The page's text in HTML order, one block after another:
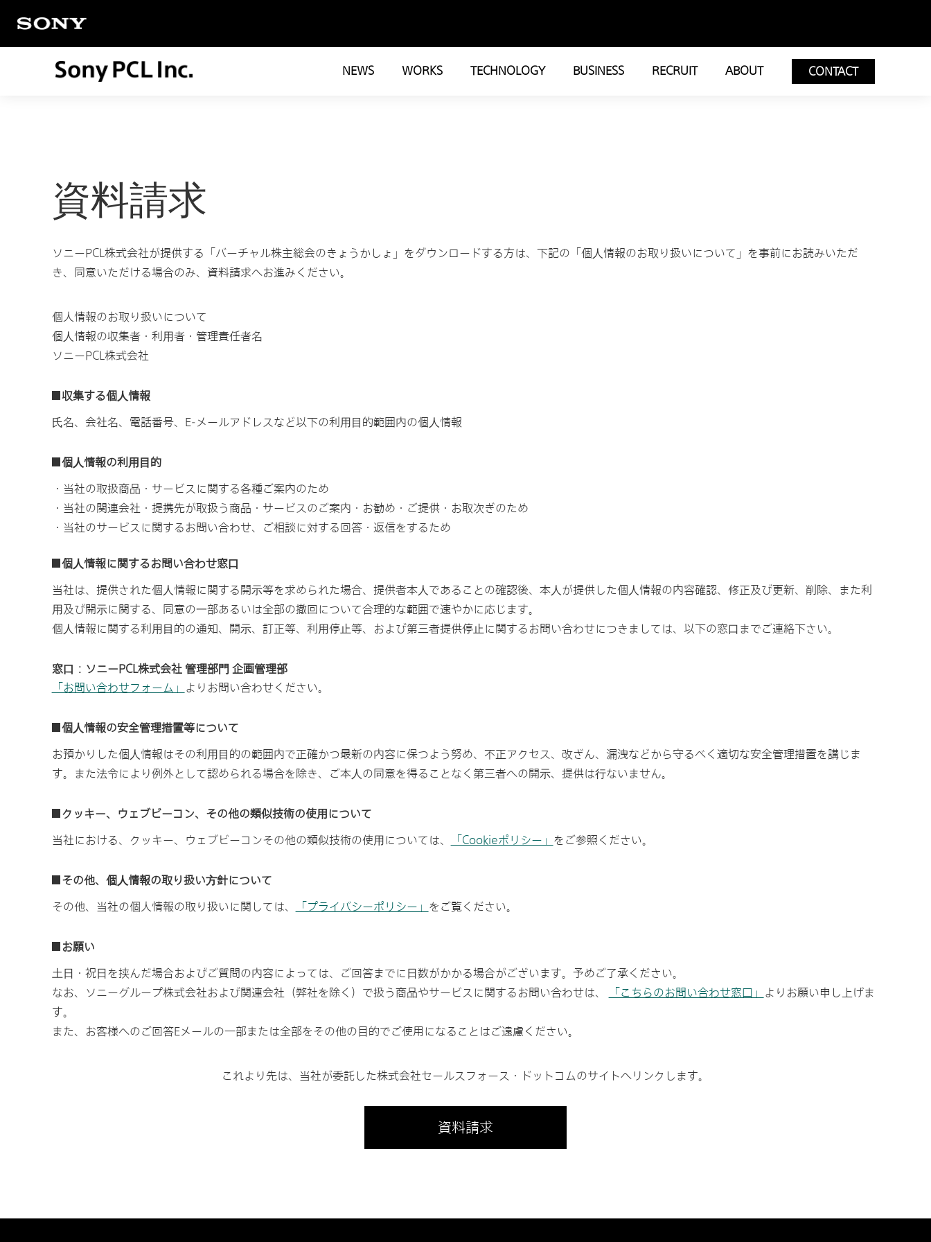
NEWS WORKS TECHNOLOGY BUSINESS RECRUIT ABOUT CONTACT
資料請求
ソニーPCL株式会社が提供する「バーチャル株主総会のきょうかしょ」をダウンロードする方は、下記の「個⼈情報のお取り扱いについて」を事前にお読みいただ
き、同意いただける場合のみ、資料請求へお進みください。
個人情報のお取り扱いについて
個⼈情報の収集者・利⽤者・管理責任者名
ソニーPCL株式会社
収集する個⼈情報
⽒名、会社名、電話番号、E-メールアドレスなど以下の利⽤⽬的範囲内の個⼈情報
個⼈情報の利⽤⽬的
・当社の取扱商品・サービスに関する各種ご案内のため
・当社の関連会社・提携先が取扱う商品・サービスのご案内・お勧め・ご提供・お取次ぎのため
・当社のサービスに関するお問い合わせ、ご相談に対する回答・返信をするため
個⼈情報に関するお問い合わせ窓⼝
当社は、提供された個⼈情報に関する開⽰等を求められた場合、提供者本⼈であることの確認後、本⼈が提供した個⼈情報の内容確認、修正及び更新、削除、また利
⽤及び開⽰に関する、同意の⼀部あるいは全部の撤回について合理的な範囲で速やかに応じます。
個⼈情報に関する利⽤⽬的の通知、開⽰、訂正等、利⽤停⽌等、および第三者提供停⽌に関するお問い合わせにつきましては、以下の窓⼝までご連絡下さい。
窓⼝：ソニーPCL株式会社 管理部⾨ 企画管理部
「お問い合わせフォーム」 よりお問い合わせください。
個⼈情報の安全管理措置等について
お預かりした個⼈情報はその利⽤⽬的の範囲内で正確かつ最新の内容に保つよう努め、不正アクセス、改ざん、漏洩などから守るべく適切な安全管理措置を講じま
す。また法令により例外として認められる場合を除き、ご本⼈の同意を得ることなく第三者への開⽰、提供は⾏ないません。
クッキー、ウェブビーコン、その他の類似技術の使⽤について
当社における、クッキー、ウェブビーコンその他の類似技術の使⽤については、
「Cookieポリシー」 をご参照ください。
その他、個⼈情報の取り扱い⽅針について
その他、当社の個人情報の取り扱いに関しては、
「プライバシーポリシー」 をご覧ください。
お願い
⼟⽇・祝⽇を挟んだ場合およびご質問の内容によっては、ご回答までに⽇数がかかる場合がございます。予めご了承ください。
なお、ソニーグループ株式会社および関連会社（弊社を除く）で扱う商品やサービスに関するお問い合わせは、
「こちらのお問い合わせ窓口」 よりお願い申し上げま
す。
また、お客様へのご回答Eメールの一部または全部をその他の目的でご使用になることはご遠慮ください。
これより先は、当社が委託した株式会社セールスフォース・ドットコムのサイトへリンクします。
資料請求